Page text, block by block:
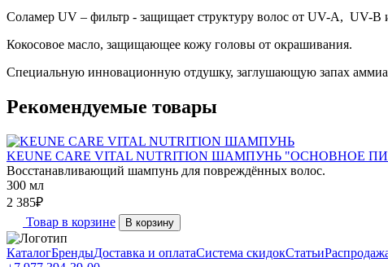
Соламер UV – фильтр - защищает структуру волос от UV-A, UV-B
Кокосовое масло, защищающее кожу головы от окрашивания.
Специальную инновационную отдушку, заглушающую запах
Рекомендуемые товары
KEUNE CARE VITAL NUTRITION ШАМПУНЬ "ОСНОВНОЕ
Восстанавливающий шампунь для повреждённых волос.
300 мл
2 385₽
Товар в корзине
В корзину
КаталогБрендыДоставка и оплатаСистема скидокСтатьи